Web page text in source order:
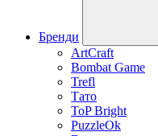
Бренди
ArtCraft
Bombat Game
Trefl
Тато
ToP Bright
PuzzleOk